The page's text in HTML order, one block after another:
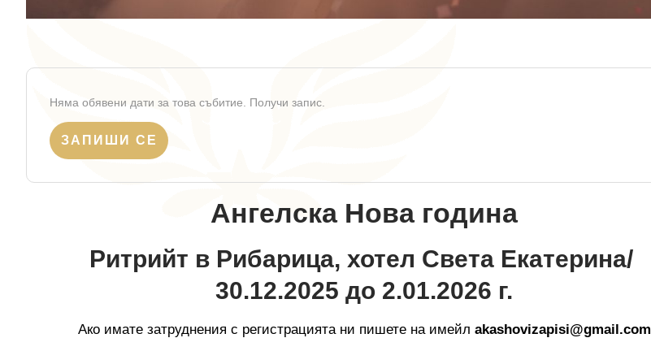
Няма обявени дати за това събитие. Получи запис.
ЗАПИШИ СЕ
Ангелска Нова година
Ритрийт в Рибарица, хотел Света Екатерина/
30.12.2025 до 2.01.2026 г.
Aко имате затруднения с регистрацията ни пишете на имейл akashovizapisi@gmail.com